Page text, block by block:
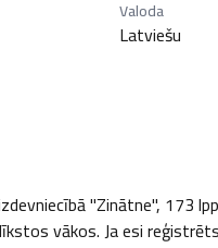
Valoda
Latviešu
"Zinātne", 173
vākos. Ja esi